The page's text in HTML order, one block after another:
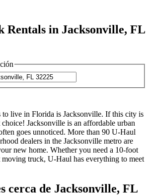
Rentals in Jacksonville, FL
to live in Florida is Jacksonville. If this city is
Jacksonville is an affordable urban
goes unnoticed. More than 90 U-Haul
dealers in the Jacksonville metro are
new home. Whether you need a 10-foot
truck, U-Haul has everything to meet
cerca de Jacksonville, FL